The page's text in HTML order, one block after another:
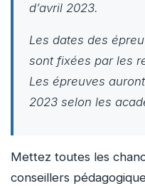
d’avril 2023.
Les dates des
sont fixées par les
Les épreuves
2023 selon les
Mettez toutes les
conseillers